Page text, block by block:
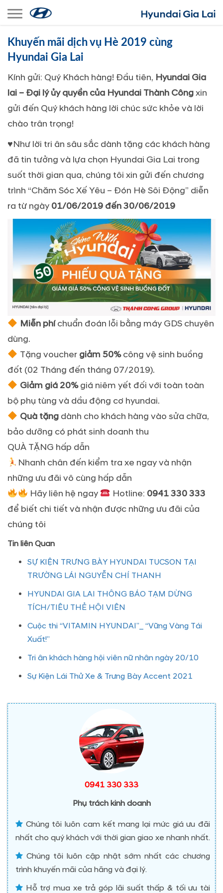
Toggle navigation
Khuyến mãi dịch vụ Hè 2019 cùng
Hyundai Gia Lai
Kính gửi: Quý Khách hàng! Đầu tiên, Hyundai Gia
lai – Đại lý ủy quyền của Hyundai Thành Côngxin
gửi đến Quý khách hàng lời chúc sức khỏe và lời
chào trân trọng!
♥Như lời tri ân sâu sắc dành tặng các khách hàng
đã tin tưởng và lựa chọn Hyundai Gia Lai trong
suốt thời gian qua, chúng tôi xin gửi đến chương
trình “Chăm Sóc Xế Yêu – Đón Hè Sôi Động” diễn
ra từ ngày 01/06/2019 đến 30/06/2019
Miễn phíchuẩn đoán lỗi bằng máy GDS chuyên
dùng.
Tặng voucher giảm 50%công vệ sinh buồng
đốt (02 Tháng đến tháng 07/2019).
Giảm giá 20%giá niêm yết đối với toàn toàn
bộ phụ tùng và dầu động cơ hyundai.
Quà tặngdành cho khách hàng vào sửa chữa,
bảo dưỡng có phát sinh doanh thu
QUÀ TẶNG hấp dẫn
Nhanh chân đến kiểm tra xe ngay và nhận
những ưu đãi vô cùng hấp dẫn
Hãy liên hệ ngay
Hotline: 0941 330 333
để biết chi tiết và nhận được những ưu đãi của
chúng tôi
Tin liên Quan
SỰ KIỆN TRƯNG BÀY HYUNDAI TUCSON TẠI
TRƯỜNG LÁI NGUYỄN CHÍ THANH
HYUNDAI GIA LAI THÔNG BÁO TẠM DỪNG
TÍCH/TIÊU THẺ HỘI VIÊN
Cuộc thi “VITAMIN HYUNDAI”_ “Vững Vàng Tái
Xuất!”
Tri ân khách hàng hội viên nữ nhân ngày 20/10
Sự Kiện Lái Thử Xe & Trưng Bày Accent 2021
0941 330 333
Phụ trách kinh doanh
Chúng tôi luôn cam kết mang lại mức giá ưu đãi
nhất cho quý khách với thời gian giao xe nhanh nhất.
Chúng tôi luôn cập nhật sớm nhất các chương
trình khuyến mãi của hãng và đại lý.
Hỗ trợ mua xe trả góp lãi suất thấp & tối ưu tài